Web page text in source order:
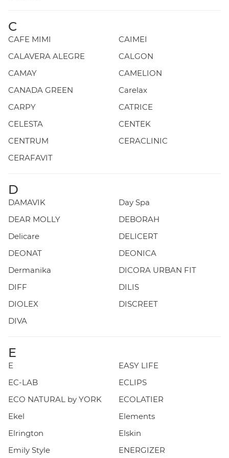
C
CAFE MIMI
CAIMEI
CALAVERA ALEGRE
CALGON
CAMAY
CAMELION
CANADA GREEN
Carelax
CARPY
CATRICE
CELESTA
CENTEK
CENTRUM
CERACLINIC
CERAFAVIT
D
DAMAVIK
Day Spa
DEAR MOLLY
DEBORAH
Delicare
DELICERT
DEONAT
DEONICA
Dermanika
DICORA URBAN FIT
DIFF
DILIS
DIOLEX
DISCREET
DIVA
E
E
EASY LIFE
EC-LAB
ECLIPS
ECO NATURAL by YORK
ECOLATIER
Ekel
Elements
Elrington
Elskin
Emily Style
ENERGIZER